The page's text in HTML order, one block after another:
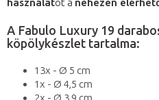
használatot a nehezen
A Fabulo Luxury 19
köpölykészlet tartalma:
13x - Ø 5 cm
1x - Ø 4,5 cm